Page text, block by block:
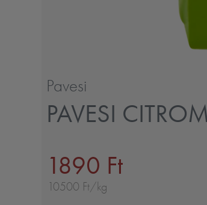
Pavesi
PAVESI
1890 Ft
10500 Ft/kg